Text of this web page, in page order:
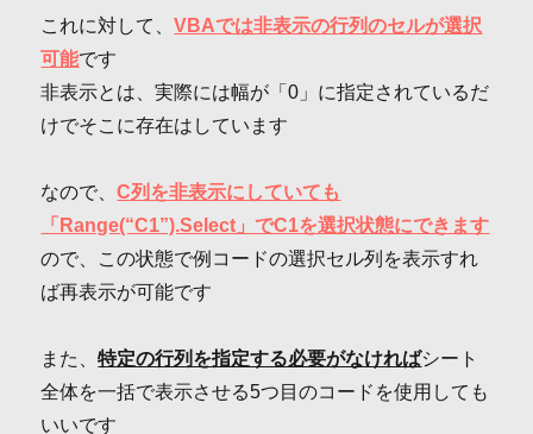
これに対して、VBAでは非表示の行列のセルが選択
可能です
非表示とは、実際には幅が「0」に指定されているだ
けでそこに存在はしています
なので、C列を非表示にしていても
「Range(“C1”).Select」でC1を選択状態にできます
ので、この状態で例コードの選択セル列を表示すれ
ば再表示が可能です
また、特定の行列を指定する必要がなければシート
全体を一括で表示させる5つ目のコードを使用しても
いいです